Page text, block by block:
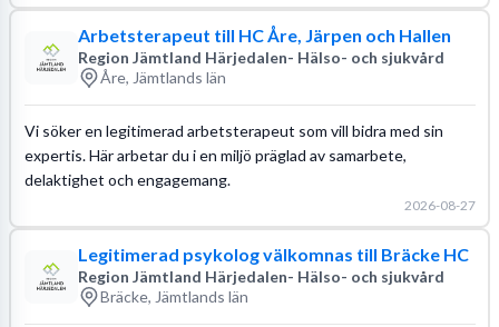
Arbetsterapeut till HC Åre, Järpen och Hallen
Region Jämtland Härjedalen- Hälso- och sjukvård
Åre, Jämtlands län
Vi söker en legitimerad arbetsterapeut som vill bidra med sin
expertis. Här arbetar du i en miljö präglad av samarbete,
delaktighet och engagemang.
2026-08-27
Legitimerad psykolog välkomnas till Bräcke HC
Region Jämtland Härjedalen- Hälso- och sjukvård
Bräcke, Jämtlands län